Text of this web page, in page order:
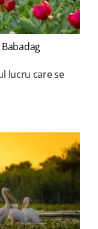
lucru care se